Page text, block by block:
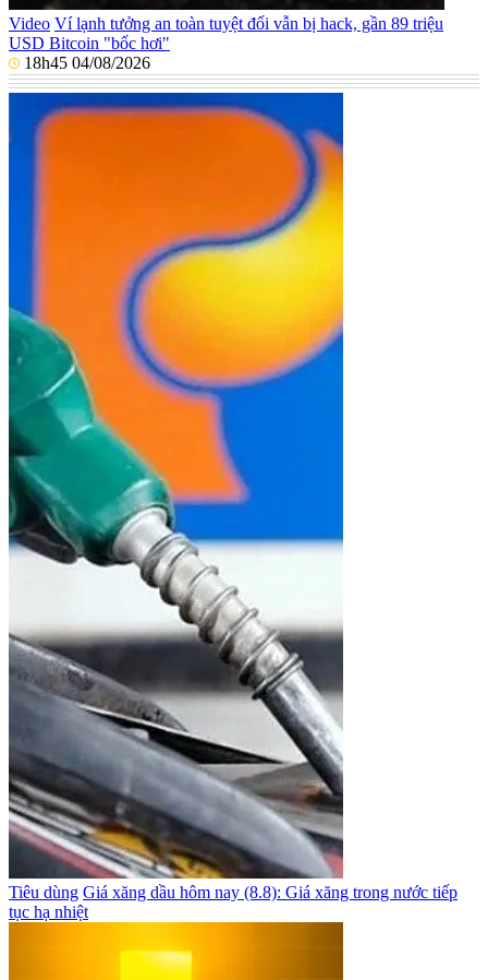
Video Ví lạnh tưởng an toàn tuyệt đối vẫn bị hack, gần 89 triệu
USD Bitcoin "bốc hơi"
18h45 04/08/2026
Tiêu dùng Giá xăng dầu hôm nay (8.8): Giá xăng trong nước tiếp
tục hạ nhiệt